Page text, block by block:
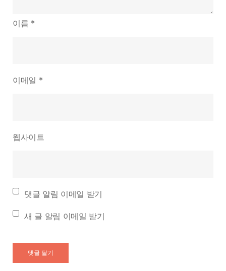
이름 *
이메일 *
웹사이트
댓글 알림 이메일 받기
새 글 알림 이메일 받기